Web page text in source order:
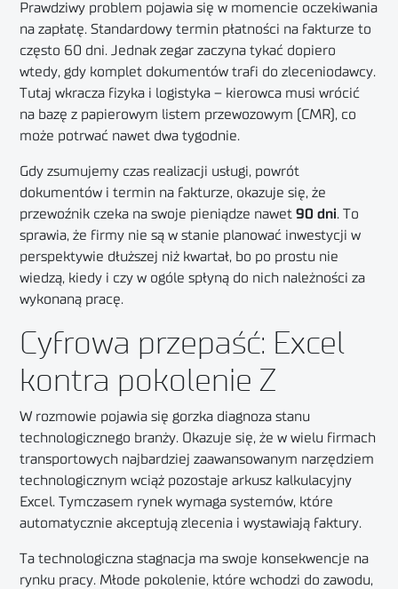
Prawdziwy problem pojawia się w momencie oczekiwania
na zapłatę. Standardowy termin płatności na fakturze to
często 60 dni. Jednak zegar zaczyna tykać dopiero
wtedy, gdy komplet dokumentów trafi do zleceniodawcy.
Tutaj wkracza fizyka i logistyka – kierowca musi wrócić
na bazę z papierowym listem przewozowym (CMR), co
może potrwać nawet dwa tygodnie.
Gdy zsumujemy czas realizacji usługi, powrót
dokumentów i termin na fakturze, okazuje się, że
przewoźnik czeka na swoje pieniądze nawet90 dni.To
sprawia, że firmy nie są w stanie planować inwestycji w
perspektywie dłuższej niż kwartał, bo po prostu nie
wiedzą, kiedy i czy w ogóle spłyną do nich należności za
wykonaną pracę.
Cyfrowa przepaść: Excel
kontra pokolenie Z
W rozmowie pojawia się gorzka diagnoza stanu
technologicznego branży. Okazuje się, że w wielu firmach
transportowych najbardziej zaawansowanym narzędziem
technologicznym wciąż pozostaje arkusz kalkulacyjny
Excel. Tymczasem rynek wymaga systemów, które
automatycznie akceptują zlecenia i wystawiają faktury.
Ta technologiczna stagnacja ma swoje konsekwencje na
rynku pracy. Młode pokolenie, które wchodzi do zawodu,